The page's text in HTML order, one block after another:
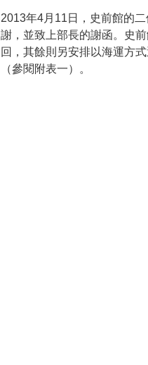
2013年4月11日，史前館的
謝，並致上部長的謝函。史
回，其餘則另安排以海運方
（參閱附表一）。